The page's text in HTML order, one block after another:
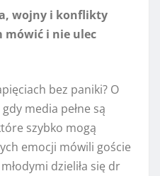
wojny i konflikty
mówić i nie ulec
bez paniki? O
media pełne są
szybko mogą
emocji mówili goście
dzieliła się dr